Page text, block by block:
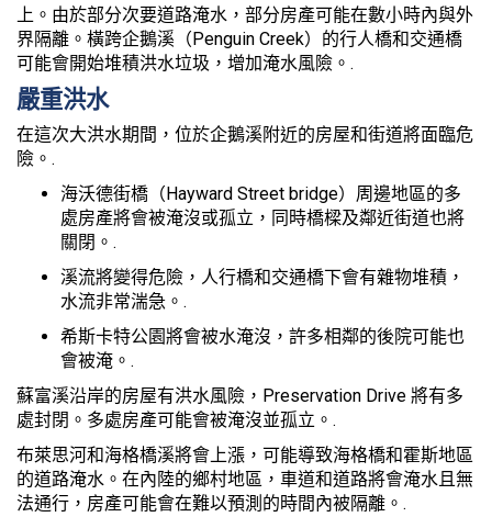
上。由於部分次要道路淹水，部分房產可能在數小時內與外
界隔離。橫跨企鵝溪（Penguin Creek）的行人橋和交通橋
可能會開始堆積洪水垃圾，增加淹水風險。.
嚴重洪水
在這次大洪水期間，位於企鵝溪附近的房屋和街道將面臨危
險。.
海沃德街橋（Hayward Street bridge）周邊地區的多
處房產將會被淹沒或孤立，同時橋樑及鄰近街道也將
關閉。.
溪流將變得危險，人行橋和交通橋下會有雜物堆積，
水流非常湍急。.
希斯卡特公園將會被水淹沒，許多相鄰的後院可能也
會被淹。.
蘇富溪沿岸的房屋有洪水風險，Preservation Drive 將有多
處封閉。多處房產可能會被淹沒並孤立。.
布萊思河和海格橋溪將會上漲，可能導致海格橋和霍斯地區
的道路淹水。在內陸的鄉村地區，車道和道路將會淹水且無
法通行，房產可能會在難以預測的時間內被隔離。.